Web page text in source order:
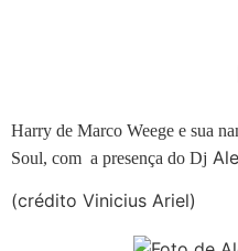
Harry de Marco Weege e sua
Soul, com a presença do Dj
(crédito Vinicius Ariel)